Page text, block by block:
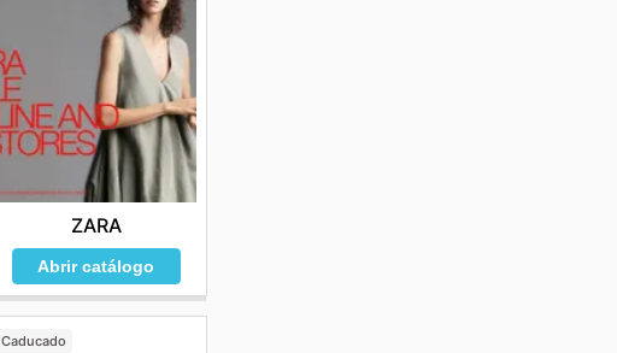
ZARA
Abrir catálogo
Caducado